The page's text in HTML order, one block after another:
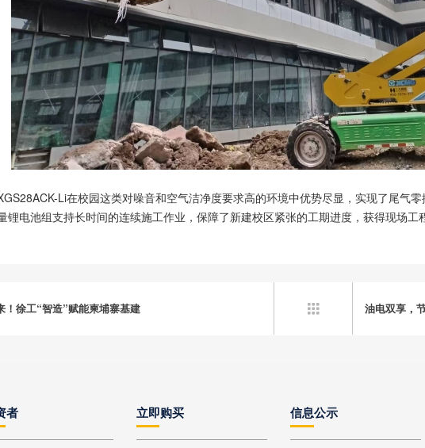
Li在校园这类对噪音和空气洁净度要求高的环境中优势尽显，实现了尾气
锂电池组支持长时间的连续施工作业，保障了新建校区紧张的工期进度，获得现场工
！徐工“智造”赋能柬埔寨基建 油电双享，

者 立即购买 信息公示